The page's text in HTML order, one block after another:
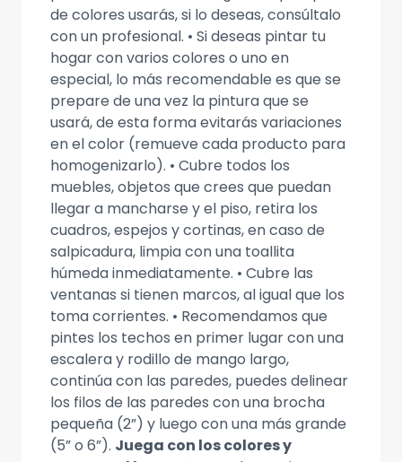
de colores usarás, si lo deseas, consúltalo
con un profesional. • Si deseas pintar tu
hogar con varios colores o uno en
especial, lo más recomendable es que se
prepare de una vez la pintura que se
usará, de esta forma evitarás variaciones
en el color (remueve cada producto para
homogenizarlo). • Cubre todos los
muebles, objetos que crees que puedan
llegar a mancharse y el piso, retira los
cuadros, espejos y cortinas, en caso de
salpicadura, limpia con una toallita
húmeda inmediatamente. • Cubre las
ventanas si tienen marcos, al igual que los
toma corrientes. • Recomendamos que
pintes los techos en primer lugar con una
escalera y rodillo de mango largo,
continúa con las paredes, puedes delinear
los filos de las paredes con una brocha
pequeña (2”) y luego con una más grande
(5” o 6”). Juega con los colores y